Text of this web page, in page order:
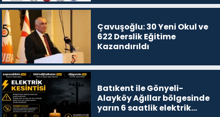
Çavuşoğlu: 30 Yeni Okul ve
622 Derslik Eğitime
Kazandırıldı
Batıkent ile Gönyeli-
Alayköy Ağıllar bölgesinde
yarın 6 saatlik elektrik